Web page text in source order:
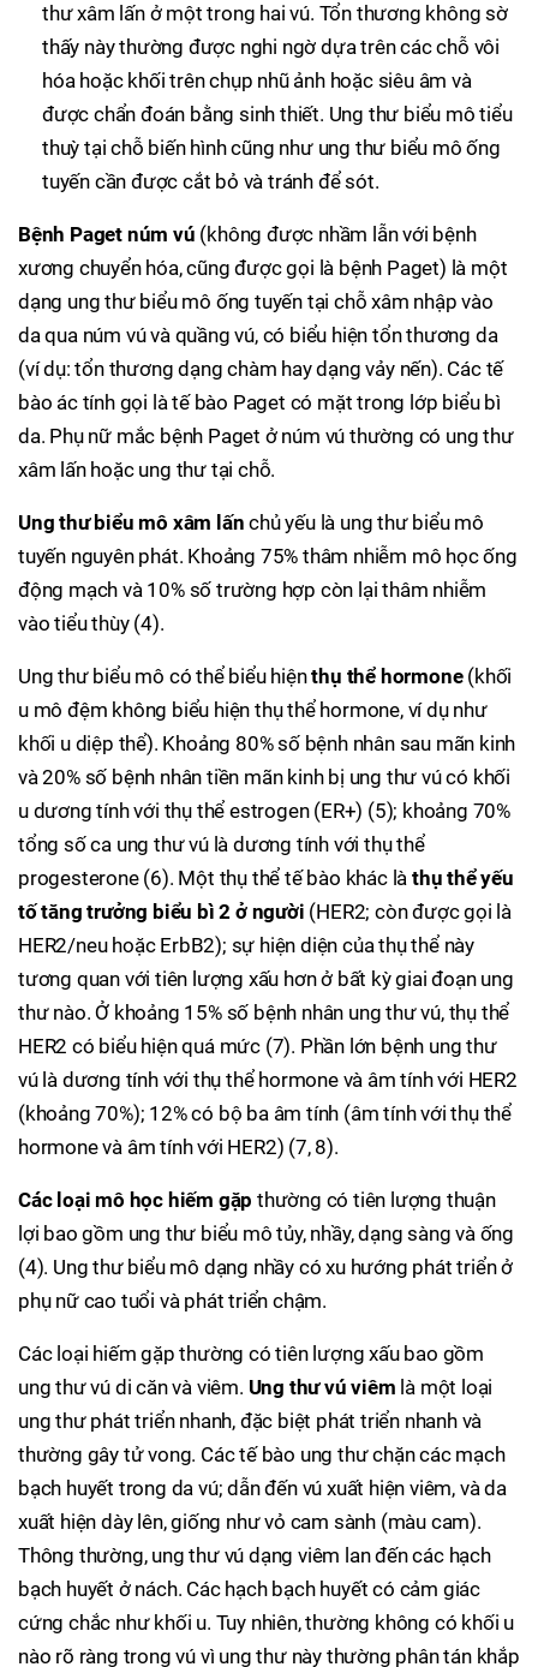
thư xâm lấn ở một trong hai vú. Tổn thương không sờ
thấy này thường được nghi ngờ dựa trên các chỗ vôi
hóa hoặc khối trên chụp nhũ ảnh hoặc siêu âm và
được chẩn đoán bằng sinh thiết. Ung thư biểu mô tiểu
thuỳ tại chỗ biến hình cũng như ung thư biểu mô ống
tuyến cần được cắt bỏ và tránh để sót.
Bệnh Paget núm vú (không được nhầm lẫn với bệnh
xương chuyển hóa, cũng được gọi là bệnh Paget) là một
dạng ung thư biểu mô ống tuyến tại chỗ xâm nhập vào
da qua núm vú và quầng vú, có biểu hiện tổn thương da
(ví dụ: tổn thương dạng chàm hay dạng vảy nến). Các tế
bào ác tính gọi là tế bào Paget có mặt trong lớp biểu bì
da. Phụ nữ mắc bệnh Paget ở núm vú thường có ung thư
xâm lấn hoặc ung thư tại chỗ.
Ung thư biểu mô xâm lấn chủ yếu là ung thư biểu mô
tuyến nguyên phát. Khoảng 75% thâm nhiễm mô học ống
động mạch và 10% số trường hợp còn lại thâm nhiễm
vào tiểu thùy (4).
Ung thư biểu mô có thể biểu hiệnthụ thể hormone(khối
u mô đệm không biểu hiện thụ thể hormone, ví dụ như
khối u diệp thể). Khoảng 80% số bệnh nhân sau mãn kinh
và 20% số bệnh nhân tiền mãn kinh bị ung thư vú có khối
u dương tính với thụ thể estrogen (ER+) (5); khoảng 70%
tổng số ca ung thư vú là dương tính với thụ thể
progesterone (6). Một thụ thể tế bào khác là thụ thể yếu
tố tăng trưởng biểu bì 2 ở người (HER2; còn được gọi là
HER2/neu hoặc ErbB2); sự hiện diện của thụ thể này
tương quan với tiên lượng xấu hơn ở bất kỳ giai đoạn ung
thư nào. Ở khoảng 15% số bệnh nhân ung thư vú, thụ thể
HER2 có biểu hiện quá mức (7). Phần lớn bệnh ung thư
vú là dương tính với thụ thể hormone và âm tính với HER2
(khoảng 70%); 12% có bộ ba âm tính (âm tính với thụ thể
hormone và âm tính với HER2) (7, 8).
Các loại mô học hiếm gặp thường có tiên lượng thuận
lợi bao gồm ung thư biểu mô tủy, nhầy, dạng sàng và ống
(4). Ung thư biểu mô dạng nhầy có xu hướng phát triển ở
phụ nữ cao tuổi và phát triển chậm.
Các loại hiếm gặp thường có tiên lượng xấu bao gồm
ung thư vú di căn và viêm. Ung thư vú viêm là một loại
ung thư phát triển nhanh, đặc biệt phát triển nhanh và
thường gây tử vong. Các tế bào ung thư chặn các mạch
bạch huyết trong da vú; dẫn đến vú xuất hiện viêm, và da
xuất hiện dày lên, giống như vỏ cam sành (màu cam).
Thông thường, ung thư vú dạng viêm lan đến các hạch
bạch huyết ở nách. Các hạch bạch huyết có cảm giác
cứng chắc như khối u. Tuy nhiên, thường không có khối u
nào rõ ràng trong vú vì ung thư này thường phân tán khắp